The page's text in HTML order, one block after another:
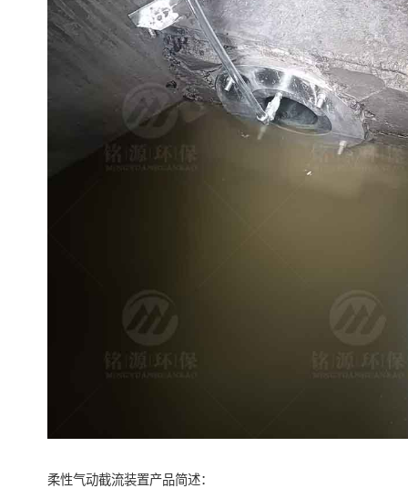
柔性气动截流装置产品简述：